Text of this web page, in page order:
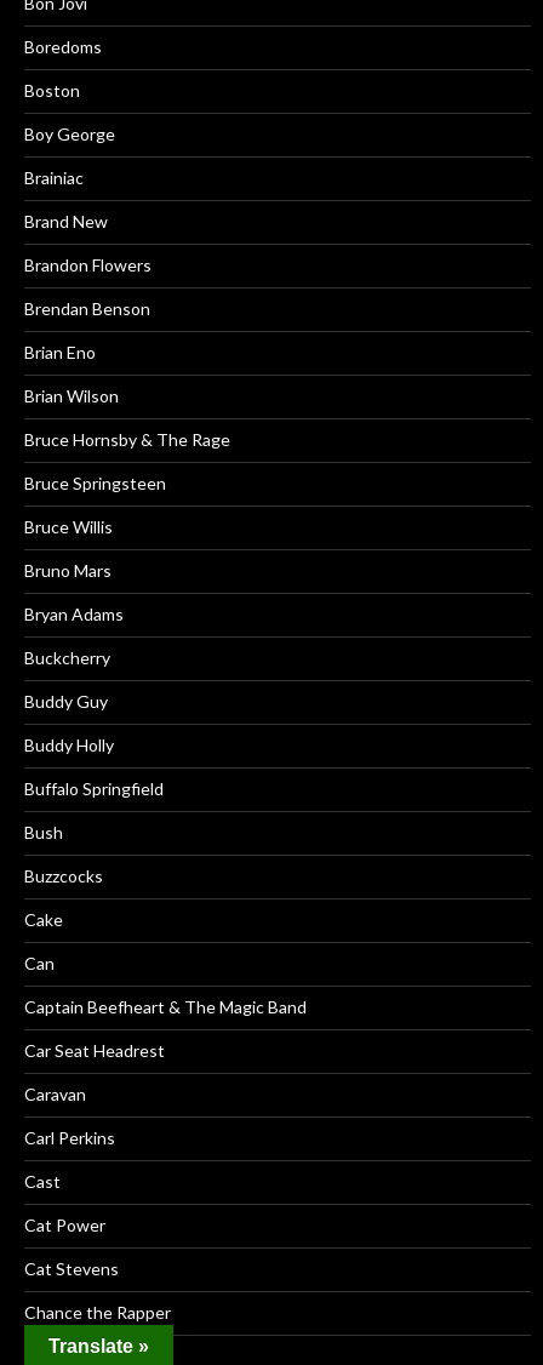
Boredoms
Boston
Boy George
Brainiac
Brand New
Brandon Flowers
Brendan Benson
Brian Eno
Brian Wilson
Bruce Hornsby & The Rage
Bruce Springsteen
Bruce Willis
Bruno Mars
Bryan Adams
Buckcherry
Buddy Guy
Buddy Holly
Buffalo Springfield
Bush
Buzzcocks
Cake
Can
Captain Beefheart & The Magic Band
Car Seat Headrest
Caravan
Carl Perkins
Cast
Cat Power
Cat Stevens
Chance the Rapper
Cheap Girls
Translate »